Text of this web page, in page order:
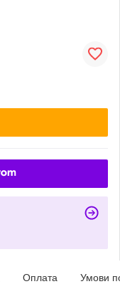
Оплата Умови